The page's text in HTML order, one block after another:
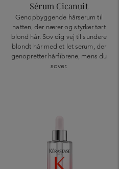
Sérum Cicanuit
Genopbyggende hårserum til
natten, der nærer og styrker tørt
blond hår. Sov dig vej til sundere
blondt hår med et let serum, der
genopretter hårfibrene, mens du
sover.